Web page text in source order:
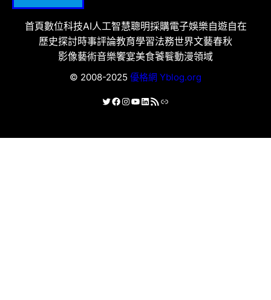
首頁數位科技AI人工智慧聰明採購電子娛樂自遊自在
歷史探討時事評論教育學習法務世界文藝春秋
影像藝術音樂饗宴美食饕餮動漫領域
© 2008-2025 優格網 Yblog.org
X Facebook
Instagram
YouTube
LinkedIn
RSS 資訊提供連結